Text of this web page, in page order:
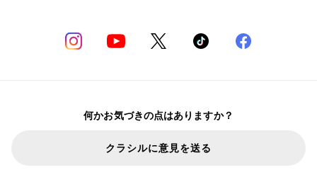
何かお気づきの点はありますか？
クラシルに意見を送る